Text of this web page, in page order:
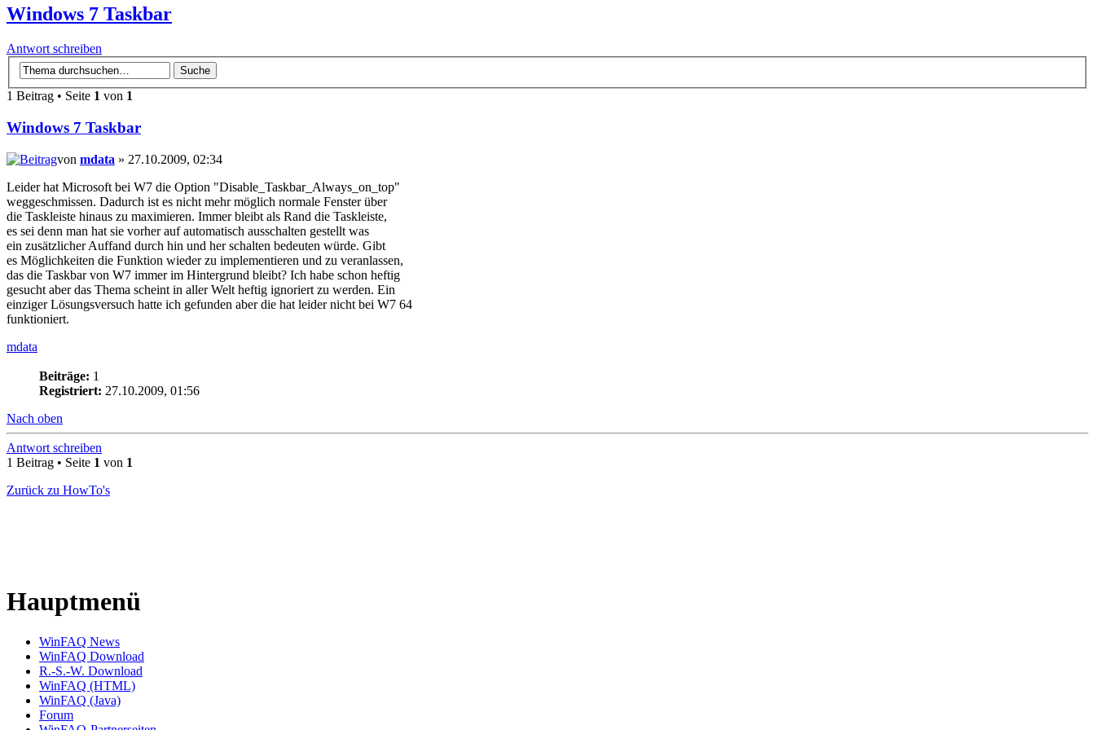
Windows 7 Taskbar
Antwort schreiben
1 Beitrag • Seite 1 von 1
Windows 7 Taskbar
von mdata » 27.10.2009, 02:34
Leider hat Microsoft bei W7 die Option "Disable_Taskbar_Always_on_top"
weggeschmissen. Dadurch ist es nicht mehr möglich normale Fenster über
die Taskleiste hinaus zu maximieren. Immer bleibt als Rand die Taskleiste,
es sei denn man hat sie vorher auf automatisch ausschalten gestellt was
ein zusätzlicher Auffand durch hin und her schalten bedeuten würde. Gibt
es Möglichkeiten die Funktion wieder zu implementieren und zu veranlassen,
das die Taskbar von W7 immer im Hintergrund bleibt? Ich habe schon heftig
gesucht aber das Thema scheint in aller Welt heftig ignoriert zu werden. Ein
einziger Lösungsversuch hatte ich gefunden aber die hat leider nicht bei W7 64
funktioniert.
mdata
Beiträge: 1
Registriert: 27.10.2009, 01:56
Nach oben
Antwort schreiben
1 Beitrag • Seite 1 von 1
Zurück zu HowTo's
Hauptmenü
WinFAQ News
WinFAQ Download
R.-S.-W. Download
WinFAQ (HTML)
WinFAQ (Java)
Forum